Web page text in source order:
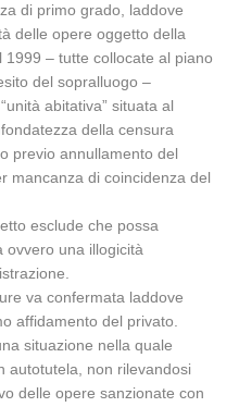
di primo grado, laddove
delle opere oggetto della
– tutte collocate al piano
del sopralluogo –
abitativa” situata al
della censura
previo annullamento del
mancanza di coincidenza del
esclude che possa
ovvero una illogicità
va confermata laddove
affidamento del privato.
situazione nella quale
autotutela, non rilevandosi
delle opere sanzionate con